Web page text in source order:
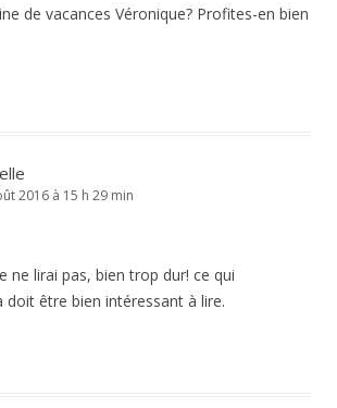
de vacances Véronique? Profites-en bien
2016 à 15 h 29 min
ne lirai pas, bien trop dur! ce qui
doit être bien intéressant à lire.